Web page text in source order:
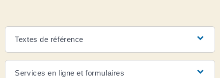
Textes de référence
Services en ligne et formulaires